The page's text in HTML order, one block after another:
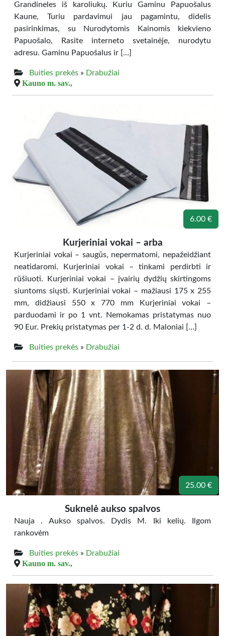
Grandineles iš karoliukų. Kuriu Gaminu Papuošalus
Kaune, Turiu pardavimui jau pagamintu, didelis
pasirinkimas, su Nurodytomis Kainomis kiekvieno
Papuošalo, Rasite interneto svetainėje, nurodytu
adresu. Gaminu Papuošalus ir […]
Buities prekės » Drabužiai
Kauno m. sav.,
6.00 €
Kurjeriniai vokai – arba
Kurjeriniai vokai – saugūs, nepermatomi, nepažeidžiant
neatidaromi. Kurjeriniai vokai – tinkami perdirbti ir
rūšiuoti. Kurjeriniai vokai – įvairių dydžių skirtingoms
siuntoms siųsti. Kurjeriniai vokai – mažiausi 175 x 255
mm, didžiausi 550 x 770 mm Kurjeriniai vokai –
parduodami ir po 1 vnt. Nemokamas pristatymas nuo
90 Eur. Prekių pristatymas per 1-2 d. d. Maloniai […]
Buities prekės » Drabužiai
25.00 €
Suknelė aukso spalvos
Nauja . Aukso spalvos. Dydis M. Iki kelių. Ilgom
rankovėm
Buities prekės » Drabužiai
Kauno m. sav.,